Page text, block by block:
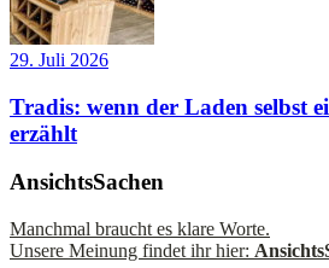
29. Juli 2026
Tradis: wenn der Laden selbst
erzählt
AnsichtsSachen
Manchmal braucht es klare Worte.
Unsere Meinung findet ihr hier: